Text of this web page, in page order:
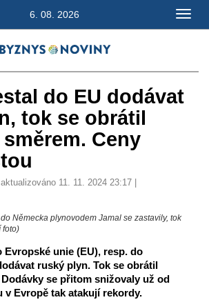
6. 08. 2026
do EU dodávat
tok se obrátil
Ceny
| aktualizováno 11. 11. 2024 23:17 |
Německa plynovodem Jamal se zastavily, tok
foto)
Evropské unie (EU), resp. do
ruský plyn. Tok se obrátil
se přitom snižovaly už od
v Evropě tak atakují rekordy.